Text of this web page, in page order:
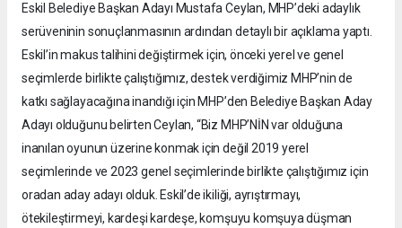
Eskil Belediye Başkan Adayı Mustafa Ceylan, MHP’deki adaylık
serüveninin sonuçlanmasının ardından detaylı bir açıklama yaptı.
Eskil’in makus talihini değiştirmek için, önceki yerel ve genel
seçimlerde birlikte çalıştığımız, destek verdiğimiz MHP’nin de
katkı sağlayacağına inandığı için MHP’den Belediye Başkan Aday
Adayı olduğunu belirten Ceylan, “Biz MHP’NİN var olduğuna
inanılan oyunun üzerine konmak için değil 2019 yerel
seçimlerinde ve 2023 genel seçimlerinde birlikte çalıştığımız için
oradan aday adayı olduk. Eskil’de ikiliği, ayrıştırmayı,
ötekileştirmeyi, kardeşi kardeşe, komşuyu komşuya düşman